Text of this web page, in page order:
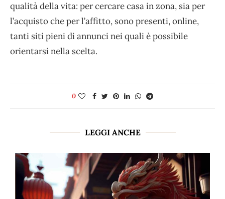
qualità della vita: per cercare casa in zona, sia per
l’acquisto che per l’affitto, sono presenti, online,
tanti siti pieni di annunci nei quali è possibile
orientarsi nella scelta.
0
LEGGI ANCHE